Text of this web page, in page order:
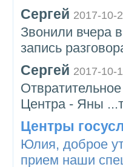
Сергей 2017-10-
Звонили вчера
запись
Сергей 2017-10-
Центра - Яны
Центры
Юлия, доброе
прием наши